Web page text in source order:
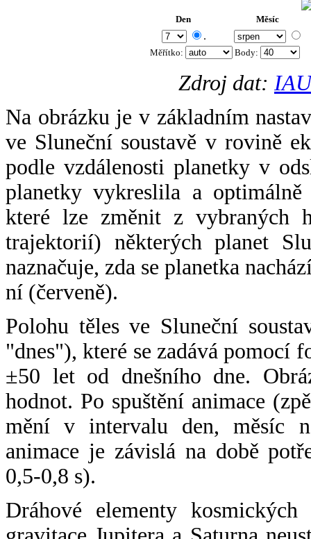
Den Měsíc
.
Měřítko: Body:
Zdroj dat:
Na obrázku je v základním
ve Sluneční soustavě v rovině
podle vzdálenosti planetky v
planetky vykreslila a
které lze změnit z vybraných
trajektorií) některých planet
naznačuje, zda se planetka
ní (červeně).
Polohu těles ve Sluneční
"dnes"), které se zadává pomocí
±50 let od dnešního dne.
hodnot. Po spuštění animace
mění v intervalu den, měsíc
animace je závislá na době
0,5-0,8 s).
Dráhové elementy